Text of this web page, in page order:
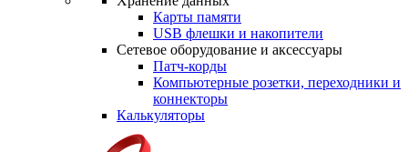
Карты памяти
USB флешки и накопители
Сетевое оборудование и аксессуары
Патч-корды
Компьютерные розетки, переходники и
коннекторы
Калькуляторы